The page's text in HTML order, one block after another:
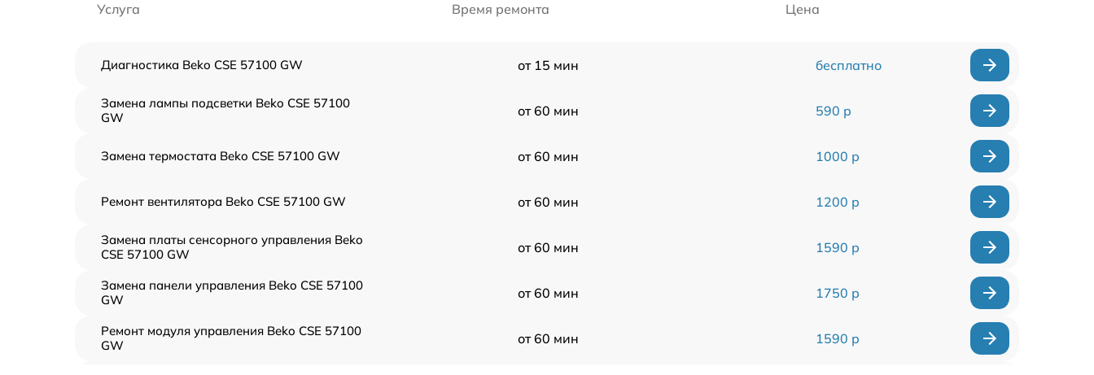
Услуга Время ремонта Цена
Диагностика Beko CSE 57100 GW от 15 мин бесплатно
Замена лампы подсветки Beko CSE 57100
GW
от 60 мин 590 р
Замена термостата Beko CSE 57100 GW от 60 мин 1000 р
Ремонт вентилятора Beko CSE 57100 GW от 60 мин 1200 р
Замена платы сенсорного управления Beko
CSE 57100 GW
от 60 мин 1590 р
Замена панели управления Beko CSE 57100
GW
от 60 мин 1750 р
Ремонт модуля управления Beko CSE 57100
GW
от 60 мин 1590 р